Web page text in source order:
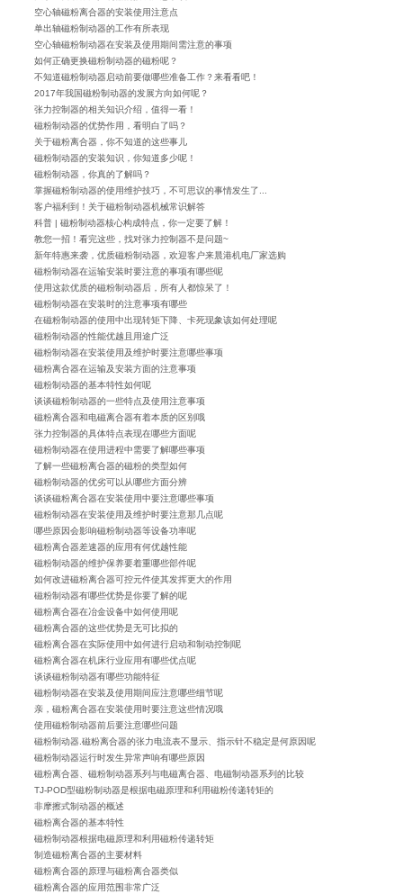
空心轴磁粉离合器的安装使用注意点
单出轴磁粉制动器的工作有所表现
空心轴磁粉制动器在安装及使用期间需注意的事项
如何正确更换磁粉制动器的磁粉呢？
不知道磁粉制动器启动前要做哪些准备工作？来看看吧！
2017年我国磁粉制动器的发展方向如何呢？
张力控制器的相关知识介绍，值得一看！
磁粉制动器的优势作用，看明白了吗？
关于磁粉离合器，你不知道的这些事儿
磁粉制动器的安装知识，你知道多少呢！
磁粉制动器，你真的了解吗？
掌握磁粉制动器的使用维护技巧，不可思议的事情发生了...
客户福利到！关于磁粉制动器机械常识解答
科普 | 磁粉制动器核心构成特点，你一定要了解！
教您一招！看完这些，找对张力控制器不是问题~
新年特惠来袭，优质磁粉制动器，欢迎客户来晨港机电厂家选购
磁粉制动器在运输安装时要注意的事项有哪些呢
使用这款优质的磁粉制动器后，所有人都惊呆了！
磁粉制动器在安装时的注意事项有哪些
在磁粉制动器的使用中出现转矩下降、卡死现象该如何处理呢
磁粉制动器的性能优越且用途广泛
磁粉制动器在安装使用及维护时要注意哪些事项
磁粉离合器在运输及安装方面的注意事项
磁粉制动器的基本特性如何呢
谈谈磁粉制动器的一些特点及使用注意事项
磁粉离合器和电磁离合器有着本质的区别哦
张力控制器的具体特点表现在哪些方面呢
磁粉制动器在使用进程中需要了解哪些事项
了解一些磁粉离合器的磁粉的类型如何
磁粉制动器的优劣可以从哪些方面分辨
谈谈磁粉离合器在安装使用中要注意哪些事项
磁粉制动器在安装使用及维护时要注意那几点呢
哪些原因会影响磁粉制动器等设备功率呢
磁粉离合器差速器的应用有何优越性能
磁粉制动器的维护保养要着重哪些部件呢
如何改进磁粉离合器可控元件使其发挥更大的作用
磁粉制动器有哪些优势是你要了解的呢
磁粉离合器在冶金设备中如何使用呢
磁粉离合器的这些优势是无可比拟的
磁粉离合器在实际使用中如何进行启动和制动控制呢
磁粉离合器在机床行业应用有哪些优点呢
谈谈磁粉制动器有哪些功能特征
磁粉制动器在安装及使用期间应注意哪些细节呢
亲，磁粉离合器在安装使用时要注意这些情况哦
使用磁粉制动器前后要注意哪些问题
磁粉制动器.磁粉离合器的张力电流表不显示、指示针不稳定是何原因呢
磁粉制动器运行时发生异常声响有哪些原因
磁粉离合器、磁粉制动器系列与电磁离合器、电磁制动器系列的比较
TJ-POD型磁粉制动器是根据电磁原理和利用磁粉传递转矩的
非摩擦式制动器的概述
磁粉离合器的基本特性
磁粉制动器根据电磁原理和利用磁粉传递转矩
制造磁粉离合器的主要材料
磁粉离合器的原理与磁粉离合器类似
磁粉离合器的应用范围非常广泛